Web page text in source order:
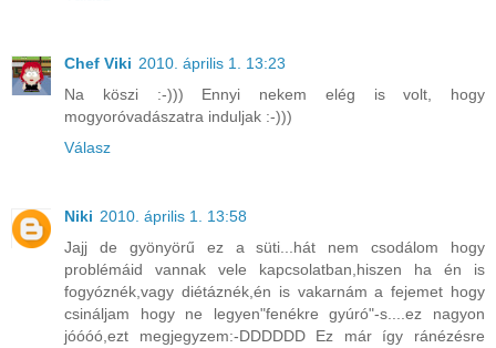
Chef Viki 2010. április 1. 13:23
Na köszi :-))) Ennyi nekem elég is volt, hogy
mogyoróvadászatra induljak :-)))
Válasz
Niki 2010. április 1. 13:58
Jajj de gyönyörű ez a süti...hát nem csodálom hogy
problémáid vannak vele kapcsolatban,hiszen ha én is
fogyóznék,vagy diétáznék,én is vakarnám a fejemet hogy
csináljam hogy ne legyen"fenékre gyúró"-s....ez nagyon
jóóóó,ezt megjegyzem:-DDDDDD Ez már így ránézésre